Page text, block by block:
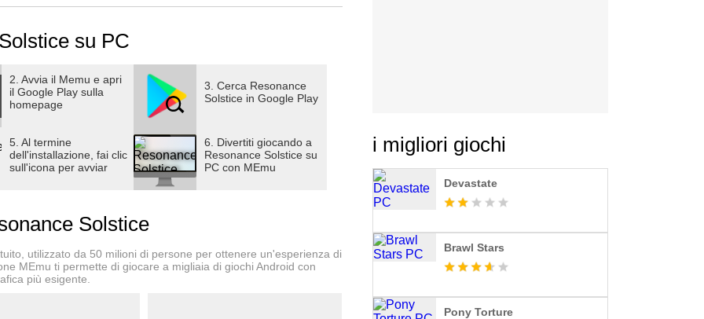
incontrerai durante il tuo viaggio.
dell'Eterno e ripristina le rotte commerciali post-disastro!
ferrovie!
liberamente il tuo treno: produci, commercia, divertiti. È il
il mercante più importante del mondo!
per proteggere i tuoi convogli e le tue rotte commerciali!
Live2D completamente animati, con doppiaggio
su PC
2. Avvia il Memu e apri
il Google Play sulla
homepage
3. Cerca Resonance
Solstice in Google Play
5. Al termine
dell'installazione, fai clic
sull'icona per avviar
6. Divertiti giocando a
Resonance Solstice su
PC con MEmu
Solstice
utilizzato da 50 milioni di persone per ottenere un'esperienza di
MEmu ti permette di giocare a migliaia di giochi Android con
più esigente.
i migliori giochi
Devastate
Brawl Stars
Pony Torture